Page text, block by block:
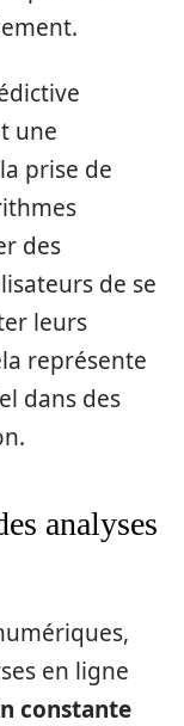
une
prise de
des
de se
leurs
représente
dans des
analyses
en ligne
constante